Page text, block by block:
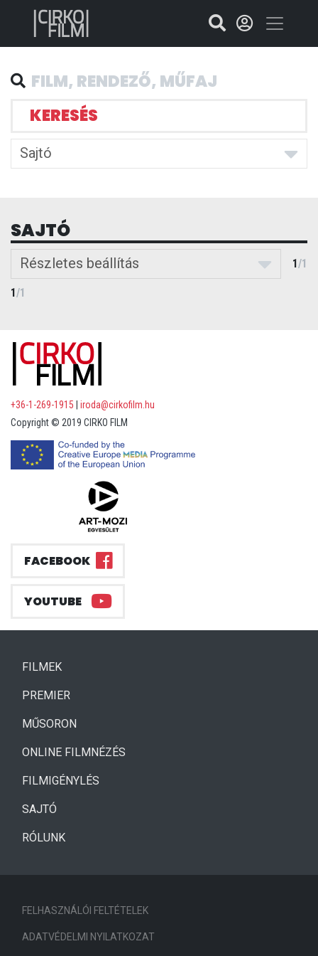
KERESÉS
Sajtó
SAJTÓ
Részletes beállítás 1/1
1/1
+36-1-269-1915
iroda@cirkofilm.hu
Copyright © 2019 CIRKO FILM
FACEBOOK
YOUTUBE
FILMEK(CURRENT)
PREMIER
MŰSORON
ONLINE FILMNÉZÉS
FILMIGÉNYLÉS
SAJTÓ
RÓLUNK
FELHASZNÁLÓI FELTÉTELEK
ADATVÉDELMI NYILATKOZAT